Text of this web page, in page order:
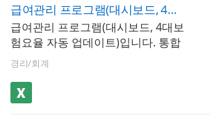
등으로 자동으로 불러와서 출력 할
수 있습니다.
급여관리 프로그램(대시보드, 4대보험요율 자동 업데이트, 급여대장, 급여명세서, 급여입금내역서, 급여결산보고서, 재직증명서, 근로계약서)
급여관리 프로그램(대시보드, 4대보
험요율 자동 업데이트)입니다. 통합
대시보드를 통해 급여지급내역 등
을 그래프 형태로 시각화하여 제공
함으로써, 사용자는 복잡한 데이터
를 한 눈에 직관적으로 파악하고 분
경리/회계